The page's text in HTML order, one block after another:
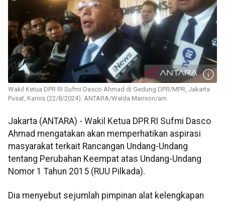
Wakil Ketua DPR RI Sufmi Dasco Ahmad di Gedung DPR/MPR, Jakarta
Pusat, Kamis (22/8/2024). ANTARA/Walda Marison/am.
Jakarta (ANTARA) - Wakil Ketua DPR RI Sufmi Dasco
Ahmad mengatakan akan memperhatikan aspirasi
masyarakat terkait Rancangan Undang-Undang
tentang Perubahan Keempat atas Undang-Undang
Nomor 1 Tahun 2015 (RUU Pilkada).
Dia menyebut sejumlah pimpinan alat kelengkapan